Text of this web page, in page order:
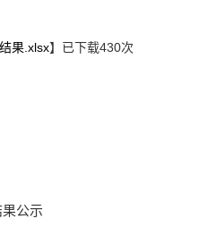
果.xlsx】已下载430次
公示